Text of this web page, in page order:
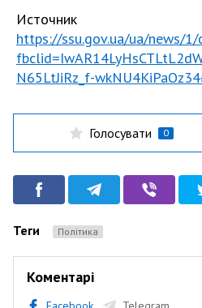
Источник
https://ssu.gov.ua/ua/news/
N65LtJiRz_f-
Голосувати 0
Теги Політика
Коментарі